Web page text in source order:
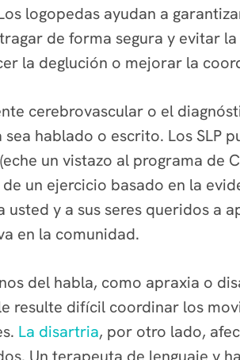
logopedas ayudan a
de forma segura y evitar
la deglución o mejorar la
cerebrovascular o el
hablado o escrito. Los SLP
un vistazo al programa de
un ejercicio basado en la
y a sus seres queridos a
en la comunidad.
del habla, como apraxia o
resulte difícil coordinar los
La disartria, por otro lado,
Un terapeuta de lenguaje y